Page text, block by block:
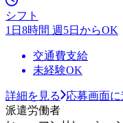
シフト
1日8時間 週5日からOK
交通費支給
未経験OK
詳細を見る
応募画面に
派遣労働者